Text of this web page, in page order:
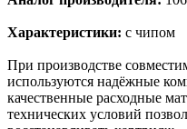
Характеристики: с чипом
При производстве
используются надёжные
качественные расходные
технических условий